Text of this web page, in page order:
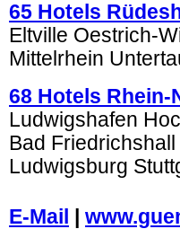
65 Hotels
Eltville Oestrich-
Mittelrhein
68 Hotels
Ludwigshafen
Bad
Ludwigsburg
E-Mail